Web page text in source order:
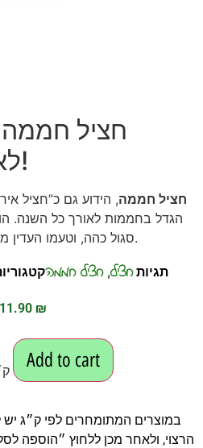
חציל חממה:
לאורך כל השנה!
חציל חממה, הידוע גם כ”חציל
הגדל בחממות לאורך כל השנה.
סגול כהה, וטעמו העדין מתאים למגוון רחב של מנות.
תגיותחציל,חציל חממה
11.90 ₪
Add to cart
במוצרים המתומחרים לפי ק״ג יש
הרצוי, ולאחר מכן ללחוץ ״הוספה